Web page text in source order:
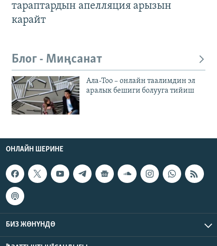
тараптардын апелляция арызын
карайт
Блог - Миңсанат
Ала-Тоо – онлайн таалимдин эл
аралык бешиги болууга тийиш
ОНЛАЙН ШЕРИНЕ
БИЗ ЖӨНҮНДӨ